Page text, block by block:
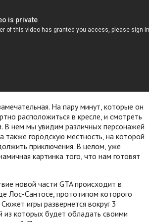
На пару минут, которые он
расположиться в кресле, и смотреть
В нем мы увидим различных персонажей
также городскую местность, на которой
приключения. В целом, уже
картинка того, что нам готовят
новой части GTA происходит в
Лос-Сантосе, прототипом которого
игры развернется вокруг 3
из которых будет обладать своими